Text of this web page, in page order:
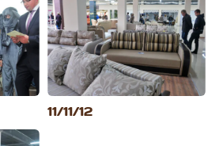
11/11/12